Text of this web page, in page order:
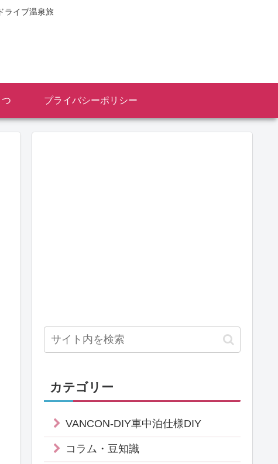
ライブ温泉旅
プライバシーポリシー
カテゴリー
VANCON-DIY車中泊仕様DIY
コラム・豆知識